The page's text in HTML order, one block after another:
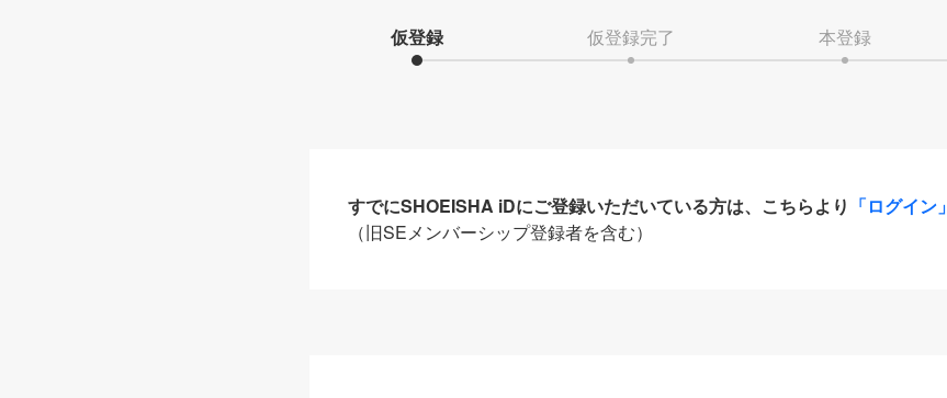
仮登録 仮登録完了 本登録
すでにSHOEISHA iDにご登録いただいている方は、こちらより 「ログイン」
（旧SEメンバーシップ登録者を含む）